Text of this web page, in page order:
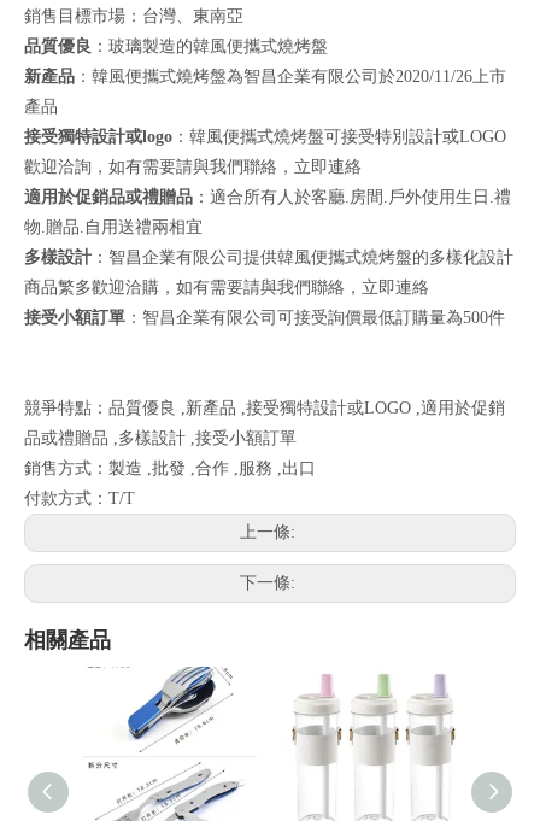
銷售目標市場：台灣、東南亞
品質優良 ：玻璃製造的韓風便攜式燒烤盤
新產品 ：韓風便攜式燒烤盤為智昌企業有限公司於2020/11/26上市
產品
接受獨特設計或logo ：韓風便攜式燒烤盤可接受特別設計或LOGO
歡迎洽詢，如有需要請與我們聯絡， 立即連絡
適用於促銷品或禮贈品 ：適合所有人於客廳.房間.戶外使用生日.禮
物.贈品.自用送禮兩相宜
多樣設計 ：智昌企業有限公司提供韓風便攜式燒烤盤的多樣化設計
商品繁多歡迎洽購，如有需要請與我們聯絡， 立即連絡
接受小額訂單 ：智昌企業有限公司可接受詢價最低訂購量為500件
競爭特點：品質優良 ,新產品 ,接受獨特設計或LOGO ,適用於促銷
品或禮贈品 ,多樣設計 ,接受小額訂單
銷售方式：製造 ,批發 ,合作 ,服務 ,出口
付款方式：T/T
上一條:
下一條:
相關產品